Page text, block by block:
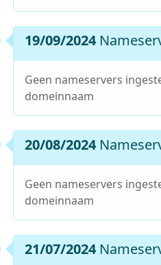
19/09/2024
Geen nameservers
domeinnaam
20/08/2024
Geen nameservers
domeinnaam
21/07/2024